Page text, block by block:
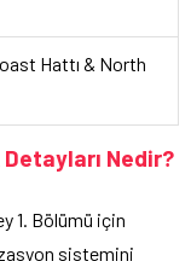
Hattı & North
Nedir?
1. Bölümü için
sistemini